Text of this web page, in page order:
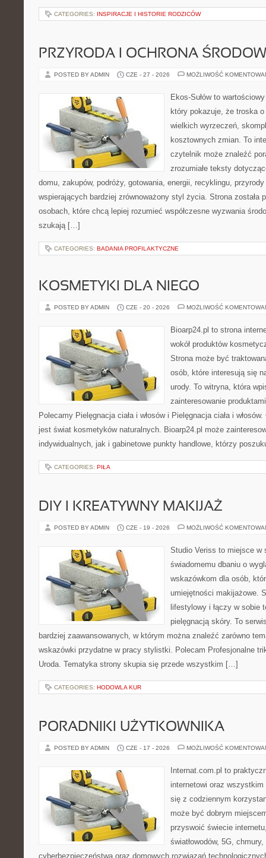
CATEGORIES: INSPIRACJE I HISTORIE RODZICÓW
PRZYRODA I OCHRONA
POSTED BY ADMIN CZE - 27 - 2026 MOŻLIWOŚĆ
Ekos-Sułów to
który pokazuje, że troska
wielkich wyrzeczeń,
kosztownych zmian. To
czytelnik może znaleźć
zrozumiałe teksty
domu, zakupów, podróży, gotowania, energii, recyklingu,
wspierających bardziej zrównoważony styl życia. Strona została
osobach, które chcą lepiej rozumieć współczesne wyzwania
szukają […]
CATEGORIES: BADANIA PROFILAKTYCZNE
KOSMETYKI DLA NIEGO
POSTED BY ADMIN CZE - 20 - 2026 MOŻLIWOŚĆ
Bioarp24.pl to strona
wokół produktów
Strona może być
osób, które interesują się
urody. To witryna, która
zainteresowanie
Polecamy Pielęgnacja ciała i włosów i Pielęgnacja ciała i
jest świat kosmetyków naturalnych. Bioarp24.pl może
indywidualnych, jak i gabinetowe punkty handlowe, którzy
CATEGORIES: PIŁA
DIY I KREATYWNY MAKIJAŻ
POSTED BY ADMIN CZE - 19 - 2026 MOŻLIWOŚĆ
Studio Veriss to miejsce w
świadomemu dbaniu o
wskazówkom dla osób,
umiejętności makijażowe.
lifestylowy i łączy w sobie
pielęgnacją skóry. To
bardziej zaawansowanych, w którym można znaleźć zarówno
wskazówki przydatne w pracy stylistki. Polecam Profesjonalne
Uroda. Tematyka strony skupia się przede wszystkim […]
CATEGORIES: HODOWLA KUR
PORADNIKI UŻYTKOWNIKA
POSTED BY ADMIN CZE - 17 - 2026 MOŻLIWOŚĆ
Internat.com.pl to
internetowi oraz
się z codziennym
może być dobrym
przyswoić świecie
światłowodów, 5G,
cyberbezpieczeństwa oraz domowych rozwiązań